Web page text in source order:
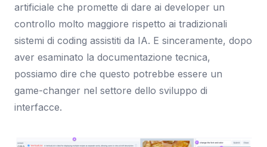
artificiale che promette di dare ai developer un
controllo molto maggiore rispetto ai tradizionali
sistemi di coding assistiti da IA. E sinceramente, dopo
aver esaminato la documentazione tecnica,
possiamo dire che questo potrebbe essere un
game-changer nel settore dello sviluppo di
interfacce.